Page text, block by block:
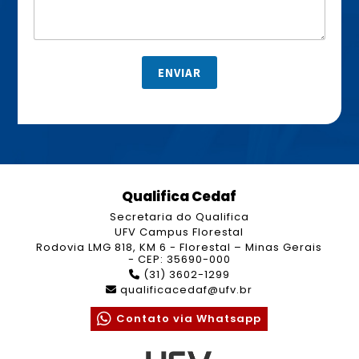
e
ENVIAR
Qualifica Cedaf
Secretaria do Qualifica
UFV Campus Florestal
Rodovia LMG 818, KM 6 - Florestal – Minas Gerais
- CEP: 35690-000
(31) 3602-1299
qualificacedaf@ufv.br
Contato via Whatsapp